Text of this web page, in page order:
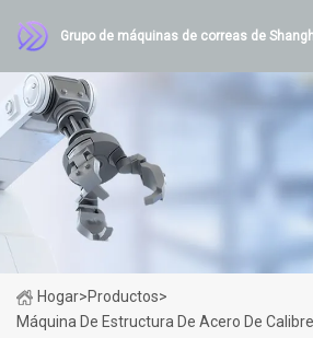
Grupo de máquinas de correas de
Hogar>Productos>
Máquina De Estructura De Acero De